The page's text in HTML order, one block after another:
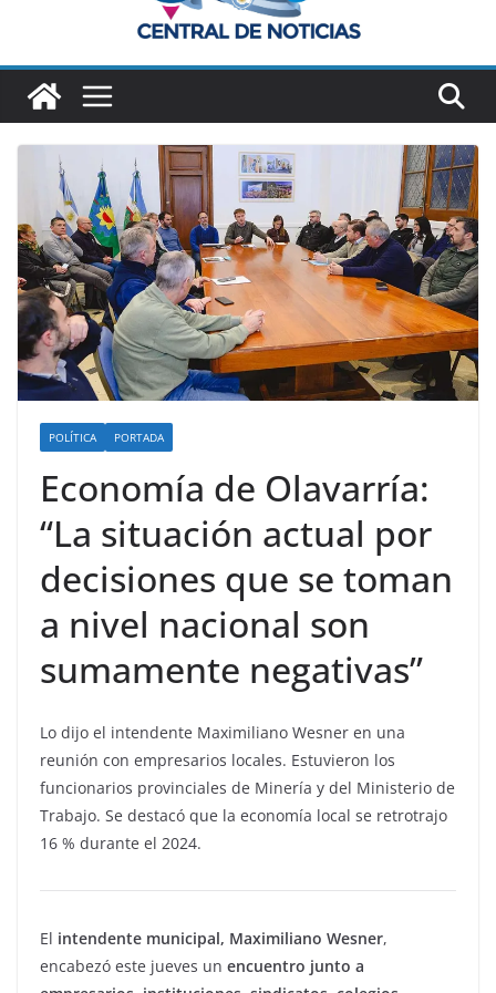
POLÍTICA PORTADA
Economía de Olavarría:
“La situación actual por
decisiones que se toman
a nivel nacional son
sumamente negativas”
Lo dijo el intendente Maximiliano Wesner en una
reunión con empresarios locales. Estuvieron los
funcionarios provinciales de Minería y del Ministerio de
Trabajo. Se destacó que la economía local se retrotrajo
16 % durante el 2024.
El intendente municipal, Maximiliano Wesner,
encabezó este jueves un encuentro junto a